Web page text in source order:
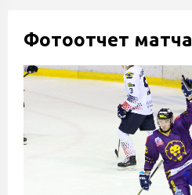
Фотоотчет матча